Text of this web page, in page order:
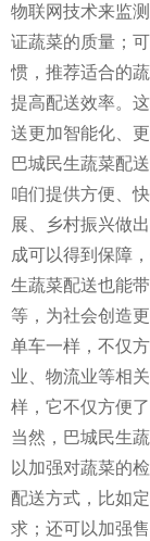
物联网技术来监
证蔬菜的质量；
惯，推荐适合的
提高配送效率。
送更加智能化、
巴城民生蔬菜配
咱们提供方便、
展、乡村振兴做
成可以得到保障
生蔬菜配送也能
等，为社会创造
单车一样，不仅
业、物流业等相
样，它不仅方便
当然，巴城民生
以加强对蔬菜的
配送方式，比如
求；还可以加强